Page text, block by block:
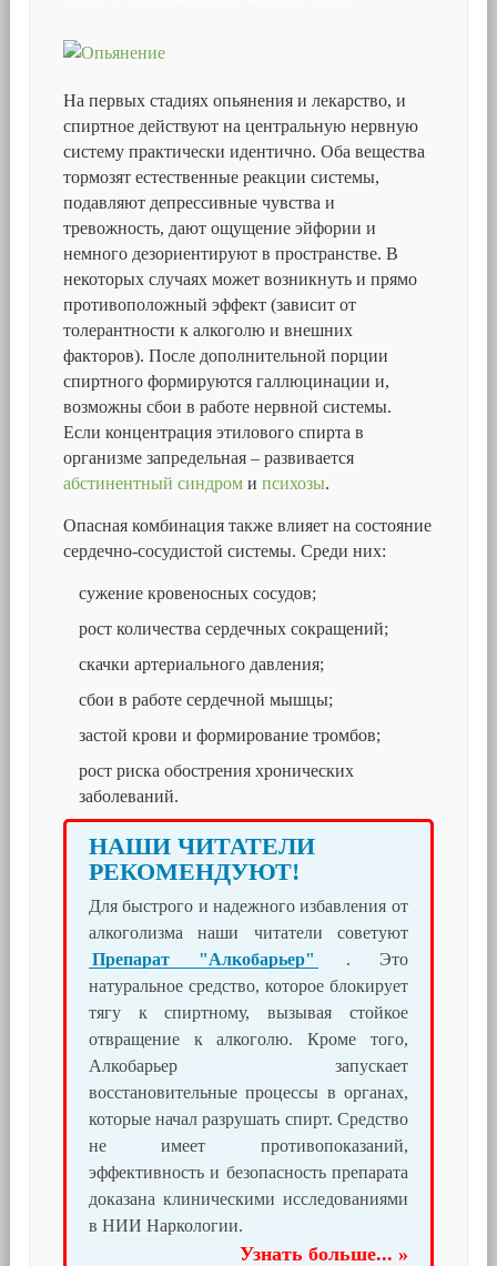
На первых стадиях опьянения и лекарство, и
спиртное действуют на центральную нервную
систему практически идентично. Оба вещества
тормозят естественные реакции системы,
подавляют депрессивные чувства и
тревожность, дают ощущение эйфории и
немного дезориентируют в пространстве. В
некоторых случаях может возникнуть и прямо
противоположный эффект (зависит от
толерантности к алкоголю и внешних
факторов). После дополнительной порции
спиртного формируются галлюцинации и,
возможны сбои в работе нервной системы.
Если концентрация этилового спирта в
организме запредельная – развивается
абстинентный синдром ипсихозы.
Опасная комбинация также влияет на состояние
сердечно-сосудистой системы. Среди них:
сужение кровеносных сосудов;
рост количества сердечных сокращений;
скачки артериального давления;
сбои в работе сердечной мышцы;
застой крови и формирование тромбов;
рост риска обострения хронических
заболеваний.
НАШИ ЧИТАТЕЛИ
РЕКОМЕНДУЮТ!
Для быстрого и надежного избавления от
алкоголизма наши читатели советуют
Препарат "Алкобарьер"
. Это
натуральное средство, которое блокирует
тягу к спиртному, вызывая стойкое
отвращение к алкоголю. Кроме того,
Алкобарьер запускает
восстановительные процессы в органах,
которые начал разрушать спирт. Средство
не имеет противопоказаний,
эффективность и безопасность препарата
доказана клиническими исследованиями
в НИИ Наркологии.
Узнать больше... »